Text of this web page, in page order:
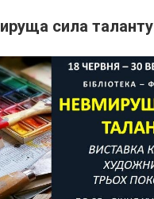
сила таланту